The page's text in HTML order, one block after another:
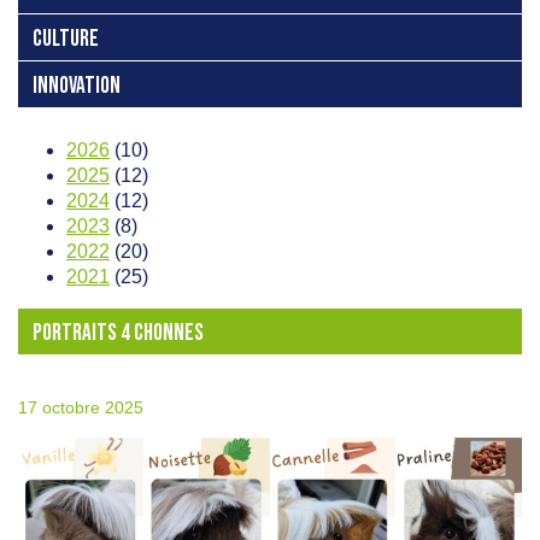
CULTURE
INNOVATION
2026 (10)
2025 (12)
2024 (12)
2023 (8)
2022 (20)
2021 (25)
PORTRAITS 4 CHONNES
17 octobre 2025